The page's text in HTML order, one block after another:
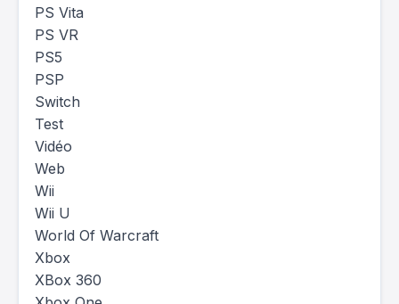
PS Vita
PS VR
PS5
PSP
Switch
Test
Vidéo
Web
Wii
Wii U
World Of Warcraft
Xbox
XBox 360